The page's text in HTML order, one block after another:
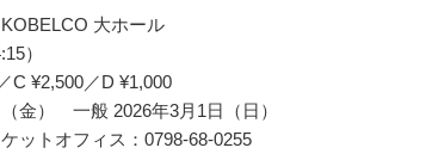
大ホール
）
¥2,500／D ¥1,000
金） 一般 2026年3月1日（日）
ットオフィス：0798-68-0255